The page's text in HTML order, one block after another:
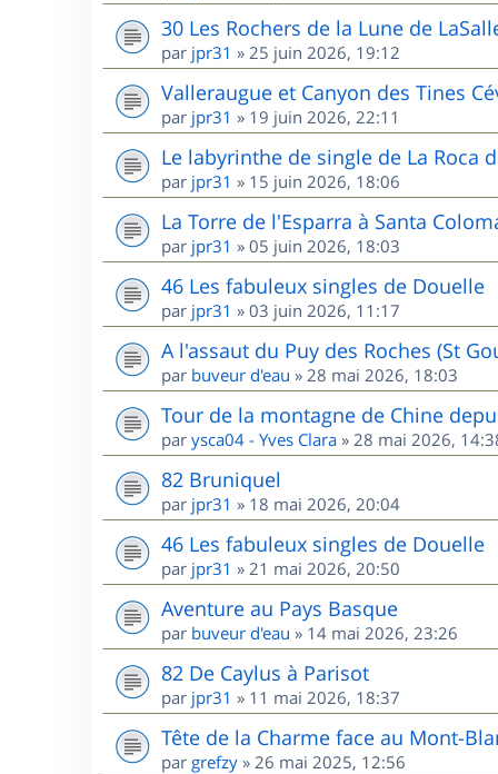
30 Les Rochers de la Lune de
par jpr31 » 25 juin 2026, 19:12
Valleraugue et Canyon des Tines
par jpr31 » 19 juin 2026, 22:11
Le labyrinthe de single de La Roca
par jpr31 » 15 juin 2026, 18:06
La Torre de l'Esparra à Santa
par jpr31 » 05 juin 2026, 18:03
46 Les fabuleux singles de Douelle
par jpr31 » 03 juin 2026, 11:17
A l'assaut du Puy des Roches (St
par buveur d'eau » 28 mai 2026, 18:03
Tour de la montagne de Chine
par ysca04 - Yves Clara » 28 mai 2026,
82 Bruniquel
par jpr31 » 18 mai 2026, 20:04
46 Les fabuleux singles de Douelle
par jpr31 » 21 mai 2026, 20:50
Aventure au Pays Basque
par buveur d'eau » 14 mai 2026, 23:26
82 De Caylus à Parisot
par jpr31 » 11 mai 2026, 18:37
Tête de la Charme face au Mont-
par grefzy » 26 mai 2025, 12:56